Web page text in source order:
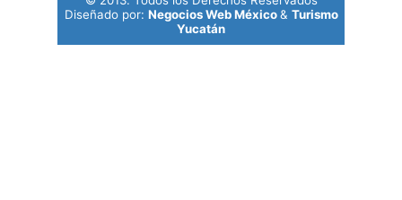
Diseñado por: Negocios Web México& Turismo
Yucatán